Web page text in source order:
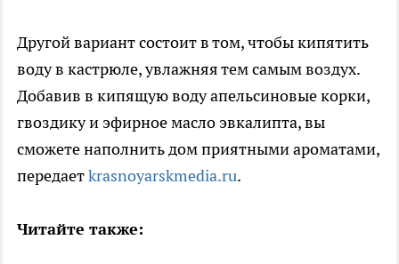
Другой вариант состоит в том, чтобы кипятить
воду в кастрюле, увлажняя тем самым воздух.
Добавив в кипящую воду апельсиновые корки,
гвоздику и эфирное масло эвкалипта, вы
сможете наполнить дом приятными ароматами,
передаетkrasnoyarskmedia.ru.
Читайте также: